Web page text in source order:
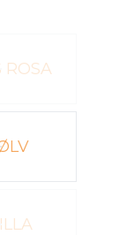
ROSA